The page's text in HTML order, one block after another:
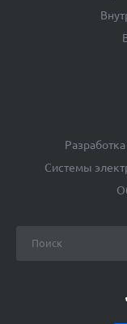
Системы